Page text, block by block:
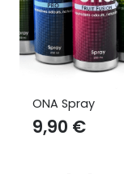
ONA Spray
9,90 €